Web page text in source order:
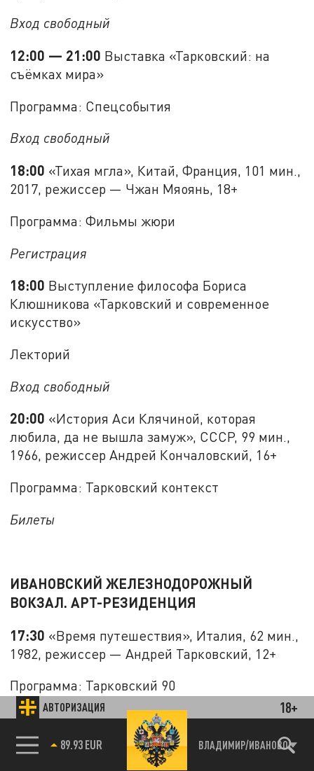
АВТОРИЗАЦИЯ 18+
85.64 BRENT ВЛАДИМИР/ИВАНОВО
Вход свободный
12:00 — 21:00 Выставка «Тарковский: на
съёмках мира»
Программа: Спецсобытия
Вход свободный
18:00 «Тихая мгла», Китай, Франция, 101 мин.,
2017, режиссер — Чжан Мяоянь, 18+
Программа: Фильмы жюри
Регистрация
18:00 Выступление философа Бориса
Клюшникова «Тарковский и современное
искусство»
Лекторий
Вход свободный
20:00 «История Аси Клячиной, которая
любила, да не вышла замуж», СССР, 99 мин.,
1966, режиссер Андрей Кончаловский, 16+
Программа: Тарковский контекст
Билеты
ИВАНОВСКИЙ ЖЕЛЕЗНОДОРОЖНЫЙ
ВОКЗАЛ. АРТ-РЕЗИДЕНЦИЯ
17:30 «Время путешествия», Италия, 62 мин.,
1982, режиссер — Андрей Тарковский, 12+
Программа: Тарковский 90
Вход свободный
19:00
«Калина красная», СССР, 108 мин., 1973,